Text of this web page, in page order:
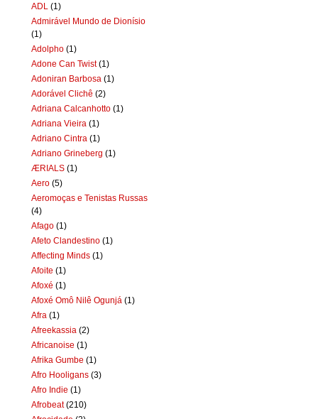
ADL (1)
Admirável Mundo de Dionísio
(1)
Adolpho (1)
Adone Can Twist (1)
Adoniran Barbosa (1)
Adorável Clichê (2)
Adriana Calcanhotto (1)
Adriana Vieira (1)
Adriano Cintra (1)
Adriano Grineberg (1)
ÆRIALS (1)
Aero (5)
Aeromoças e Tenistas Russas
(4)
Afago (1)
Afeto Clandestino (1)
Affecting Minds (1)
Afoite (1)
Afoxé (1)
Afoxé Omô Nilê Ogunjá (1)
Afra (1)
Afreekassia (2)
Africanoise (1)
Afrika Gumbe (1)
Afro Hooligans (3)
Afro Indie (1)
Afrobeat (210)